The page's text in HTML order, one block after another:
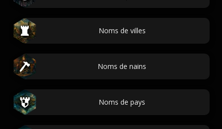
Noms de villes
Noms de nains
Noms de pays